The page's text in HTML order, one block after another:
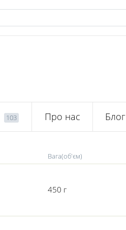
103 Про нас Блог
Вага(об'єм)
450 г